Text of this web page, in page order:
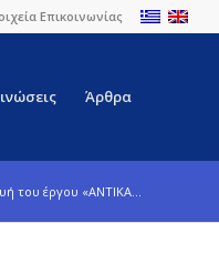
Επικοινωνίας
Άρθρα
του έργου «ΑΝΤΙΚΑ...